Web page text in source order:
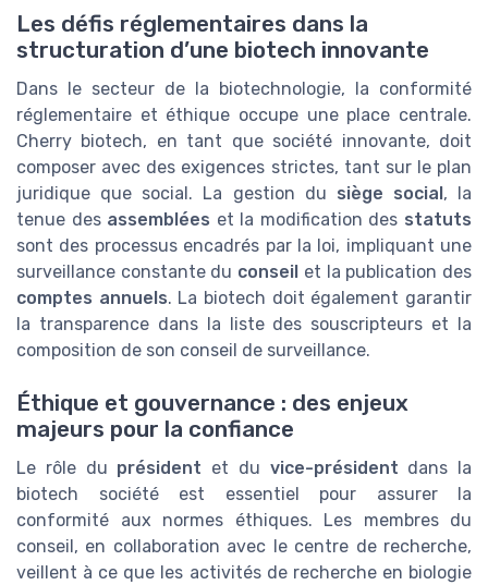
Les défis réglementaires dans la
structuration d’une biotech innovante
Dans le secteur de la biotechnologie, la conformité
réglementaire et éthique occupe une place centrale.
Cherry biotech, en tant que société innovante, doit
composer avec des exigences strictes, tant sur le plan
juridique que social. La gestion du siège social, la
tenue des assemblées et la modification des statuts
sont des processus encadrés par la loi, impliquant une
surveillance constante du conseil et la publication des
comptes annuels. La biotech doit également garantir
la transparence dans la liste des souscripteurs et la
composition de son conseil de surveillance.
Éthique et gouvernance : des enjeux
majeurs pour la confiance
Le rôle du président et du vice-président dans la
biotech société est essentiel pour assurer la
conformité aux normes éthiques. Les membres du
conseil, en collaboration avec le centre de recherche,
veillent à ce que les activités de recherche en biologie